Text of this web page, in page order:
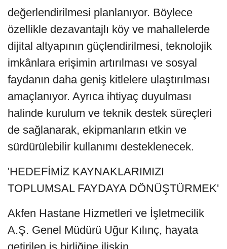
değerlendirilmesi planlanıyor. Böylece
özellikle dezavantajlı köy ve mahallelerde
dijital altyapının güçlendirilmesi, teknolojik
imkânlara erişimin artırılması ve sosyal
faydanın daha geniş kitlelere ulaştırılması
amaçlanıyor. Ayrıca ihtiyaç duyulması
halinde kurulum ve teknik destek süreçleri
de sağlanarak, ekipmanların etkin ve
sürdürülebilir kullanımı desteklenecek.
'HEDEFİMİZ KAYNAKLARIMIZI
TOPLUMSAL FAYDAYA DÖNÜŞTÜRMEK'
Akfen Hastane Hizmetleri ve İşletmecilik
A.Ş. Genel Müdürü Uğur Kılınç, hayata